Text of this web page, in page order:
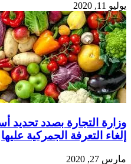
2020
التجارة بصدد تحديد
التعرفة الجمركية عليها
2020